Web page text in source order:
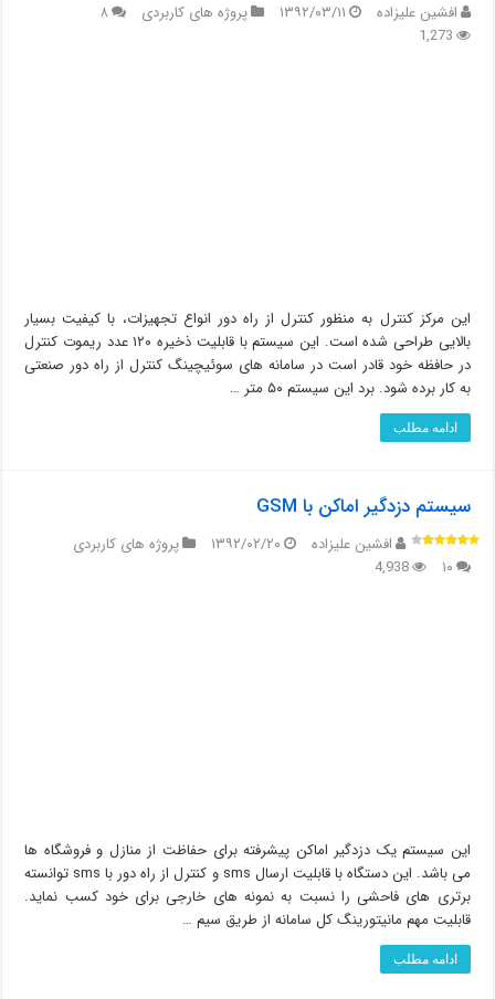
افشین علیزاده ۱۳۹۲/۰۳/۱۱ پروژه های کاربردی
۸
1,273
این مرکز کنترل به منظور کنترل از راه دور انواع تجهیزات، با کیفیت بسیار
بالایی طراحی شده است. این سیستم با قابلیت ذخیره ۱۲۰ عدد ریموت کنترل
در حافظه خود قادر است در سامانه های سوئیچینگ کنترل از راه دور صنعتی
به کار برده شود. برد این سیستم ۵۰ متر …
ادامه مطلب
سیستم دزدگیر اماکن با GSM
افشین علیزاده ۱۳۹۲/۰۲/۲۰
پروژه های کاربردی
۱۰
4,938
این سیستم یک دزدگیر اماکن پیشرفته برای حفاظت از منازل و فروشگاه ها
می باشد. این دستگاه با قابلیت ارسال sms و کنترل از راه دور با sms توانسته
برتری های فاحشی را نسبت به نمونه های خارجی برای خود کسب نماید.
قابلیت مهم مانیتورینگ کل سامانه از طریق سیم …
ادامه مطلب